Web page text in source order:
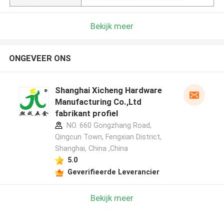
Bekijk meer
ONGEVEER ONS
Shanghai Xicheng Hardware
Manufacturing Co.,Ltd
fabrikant profiel
NO. 660 Gongzhang Road,
Qingcun Town, Fengxian District,
Shanghai, China ,China
5.0
Geverifieerde Leverancier
Bekijk meer